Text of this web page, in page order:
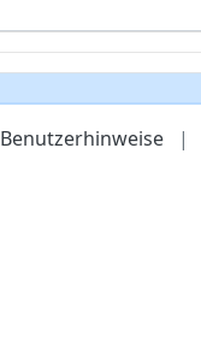
Benutzerhinweise |